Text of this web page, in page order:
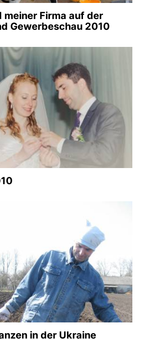
meiner Firma auf der
Gewerbeschau 2010
in der Ukraine
in der Ukraine